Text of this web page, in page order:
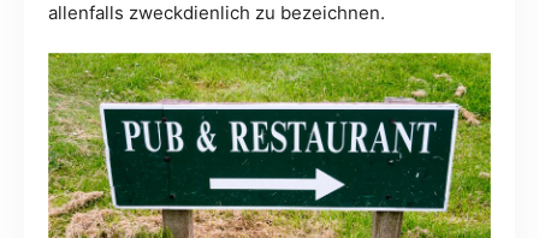
allenfalls zweckdienlich zu bezeichnen.